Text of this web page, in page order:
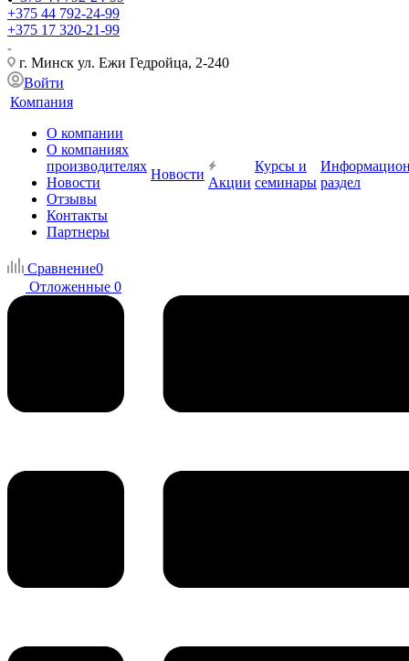
+375 44 792-24-99
+375 17 320-21-99
г. Минск ул. Ежи Гедройца, 2-240
Войти
Компания
О компании
О компаниях
производителях
Новости
Отзывы
Контакты
Партнеры
Новости
Акции
Курсы и
семинары раздел
Сравнение0
Отложенные 0